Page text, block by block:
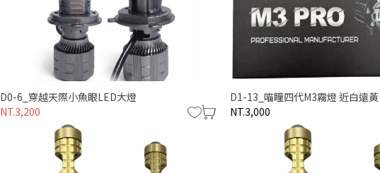
D0-6_穿越天際小魚眼LED大燈
NT.3,200
D1-13_喵瞳四代M3霧燈 近白遠黃
NT.3,000